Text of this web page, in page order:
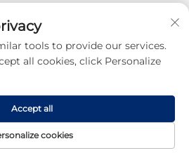
Pretplati se
Shengteng Plastic Hardware
Vrati se na vrh
tools to provide our services.
all cookies, click Personalize
cookies
Accept all